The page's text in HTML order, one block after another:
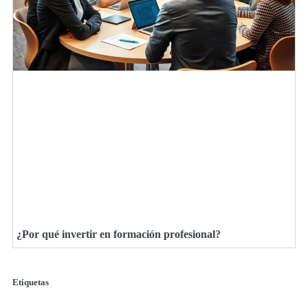
¿Por qué invertir en formación profesional?
Etiquetas